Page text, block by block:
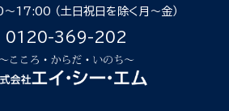
〜17:00 （土日祝日を除く月〜金）
0120-369-202